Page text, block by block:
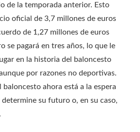
de la temporada anterior. Esto
oficial de 3,7 millones de euros
de 1,27 millones de euros
se pagará en tres años, lo que le
en la historia del baloncesto
por razones no deportivas.
baloncesto ahora está a la espera
su futuro o, en su caso,